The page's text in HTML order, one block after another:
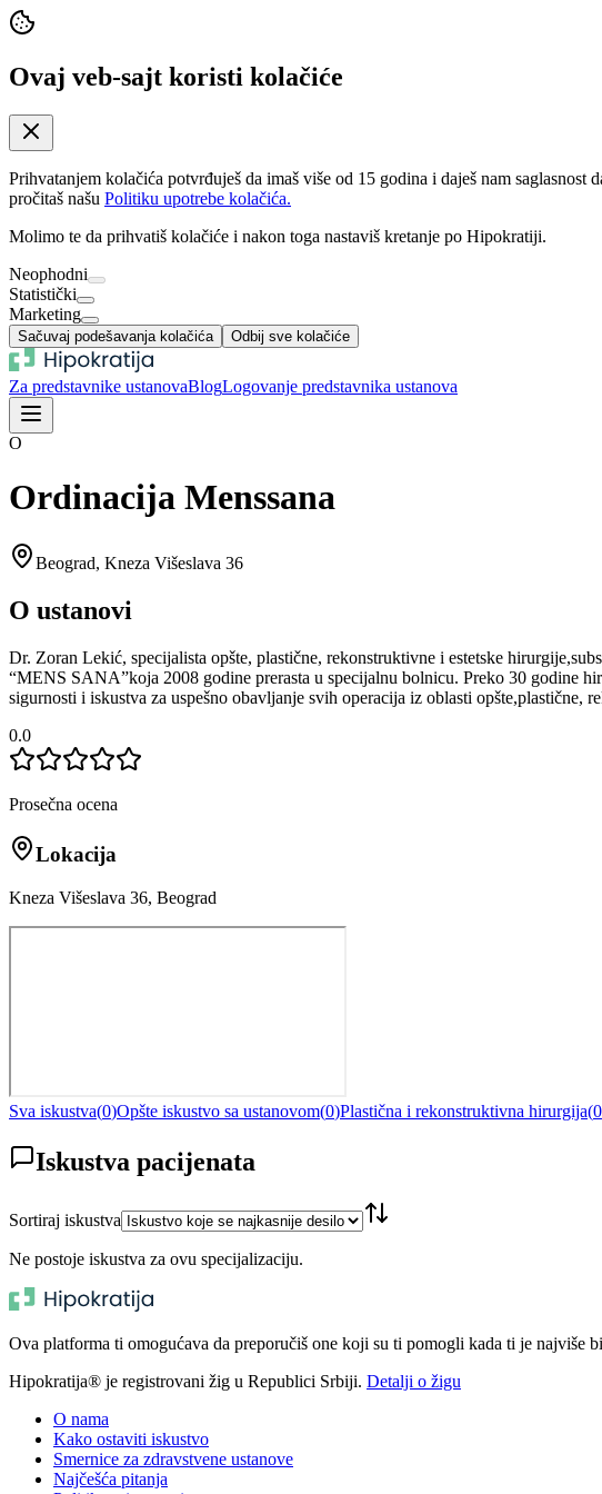
Ovaj veb-sajt koristi kolačiće
Prihvatanjem kolačića potvrđuješ da imaš više od 15 godina i daješ nam
pročitaš našu Politiku upotrebe kolačića.
Molimo te da prihvatiš kolačiće i nakon toga nastaviš kretanje po Hipokratiji.
Neophodni
Statistički
Marketing
Sačuvaj podešavanja kolačića Odbij sve kolačiće
Za predstavnike ustanovaBlogLogovanje predstavnika ustanova
O
Ordinacija Menssana
Beograd, Kneza Višeslava 36
O ustanovi
Dr. Zoran Lekić, specijalista opšte, plastične, rekonstruktivne i estetske
“MENS SANA”koja 2008 godine prerasta u specijalnu bolnicu. Preko 30 godine
sigurnosti i iskustva za uspešno obavljanje svih operacija iz oblasti opšte,plastične,
0.0
Prosečna ocena
Lokacija
Kneza Višeslava 36, Beograd
Sva iskustva(0)Opšte iskustvo sa ustanovom(0)Plastična i rekonstruktivna hirurgija(0
Iskustva pacijenata
Sortiraj iskustva
Ne postoje iskustva za ovu specijalizaciju.
Ova platforma ti omogućava da preporučiš one koji su ti pomogli kada ti je
Hipokratija® je registrovani žig u Republici Srbiji. Detalji o žigu
O nama
Kako ostaviti iskustvo
Smernice za zdravstvene ustanove
Najčešća pitanja